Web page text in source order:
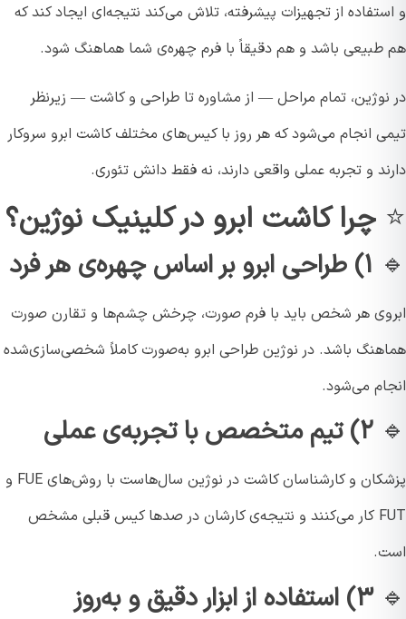
از تجهیزات پیشرفته، تلاش می‌کند نتیجه‌ای ایجاد کند که
باشد و هم دقیقاً با فرم چهره‌ی شما هماهنگ شود.
تمام مراحل — از مشاوره تا طراحی و کاشت — زیرنظر
انجام می‌شود که هر روز با کیس‌های مختلف کاشت ابرو سروکار
و تجربه عملی واقعی دارند، نه فقط دانش تئوری.
چرا کاشت ابرو در کلینیک نوژین؟
۱) طراحی ابرو بر اساس چهره‌ی هر فرد
هر شخص باید با فرم صورت، چرخش چشم‌ها و تقارن صورت
باشد. در نوژین طراحی ابرو به‌صورت کاملاً شخصی‌سازی‌شده
می‌شود.
۲) تیم متخصص با تجربه‌ی عملی
پزشکان و کارشناسان کاشت در نوژین سال‌هاست با روش‌های FUE و
FUT کار می‌کنند و نتیجه‌ی کارشان در صدها کیس قبلی مشخص
۳) استفاده از ابزار دقیق و به‌روز